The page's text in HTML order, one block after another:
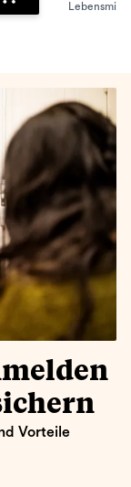
Zum Warenkorb
Vorteile